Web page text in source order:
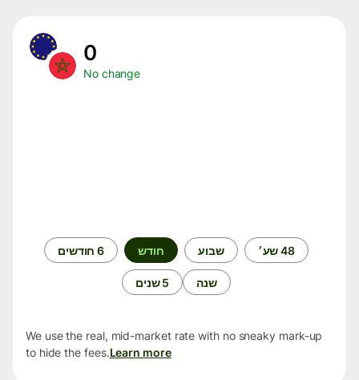
No change
48 שע׳ שבוע חודש 6 חודשים
שנה 5 שנים
We use the real, mid-market rate with no sneaky mark-up
to hide the fees.Learn more